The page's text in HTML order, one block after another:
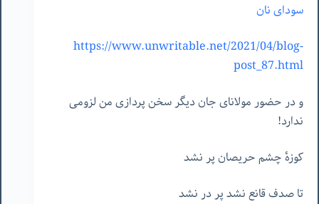
سودای نان
https://www.unwritable.net/2021/04/blog-
post_87.html
و در حضور مولانای جان دیگر سخن پردازی من لزومی
ندارد!
کوزهٔ چشم حریصان پر نشد
تا صدف قانع نشد پر در نشد